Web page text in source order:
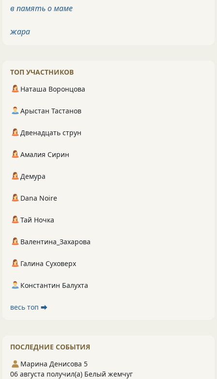
в память о маме
жара
ТОП УЧАСТНИКОВ
Наташа Воронцова
Арыстан Тастанов
Двенадцать струн
Амалия Сирин
Демура
Dana Noire
Тай Ночка
Валентина_Захарова
Галина Суховерх
Константин Балухта
весь топ ⮕
ПОСЛЕДНИЕ СОБЫТИЯ
Марина Денисова 5
06 августа получил(а) Белый жемчуг